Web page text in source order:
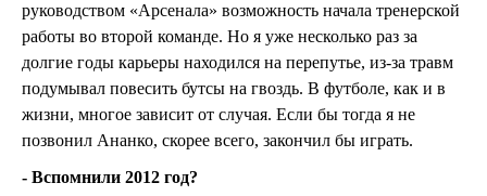
руководством «Арсенала» возможность начала тренерской
работы во второй команде. Но я уже несколько раз за
долгие годы карьеры находился на перепутье, из-за травм
подумывал повесить бутсы на гвоздь. В футболе, как и в
жизни, многое зависит от случая. Если бы тогда я не
позвонил Ананко, скорее всего, закончил бы играть.
- Вспомнили 2012 год?